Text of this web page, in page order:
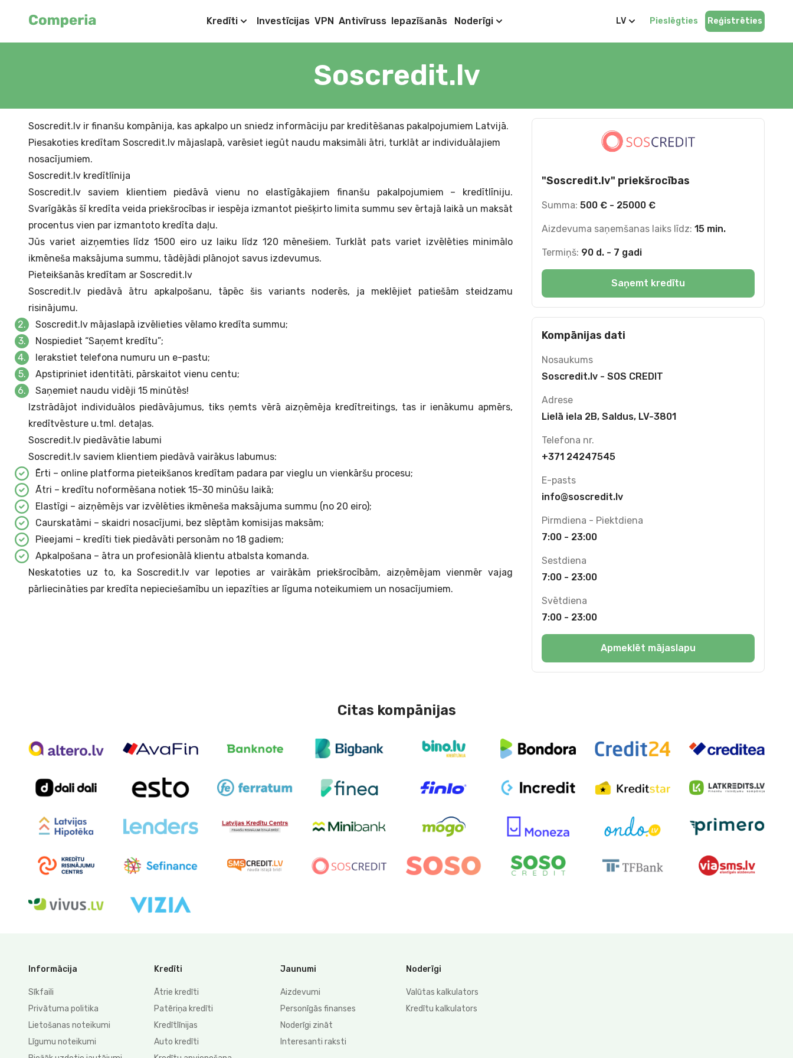
Kredīti Investīcijas VPN Antivīruss Iepazīšanās Noderīgi LV Pieslēgties Reģistrēties
Soscredit.lv
"Soscredit.lv" priekšrocības
Summa:500 € - 25000 €
Aizdevuma saņemšanas laiks līdz:15 min.
Termiņš: 90 d. - 7 gadi
Saņemt kredītu
Kompānijas dati
Nosaukums
Soscredit.lv - SOS CREDIT
Adrese
Lielā iela 2B, Saldus, LV-3801
Telefona nr.
+371 24247545
E-pasts
info@soscredit.lv
Pirmdiena - Piektdiena
7:00 - 23:00
Sestdiena
7:00 - 23:00
Svētdiena
7:00 - 23:00
Apmeklēt mājaslapu
Soscredit.lv ir finanšu kompānija, kas apkalpo un sniedz informāciju par kreditēšanas pakalpojumiem Latvijā.
Piesakoties kredītam Soscredit.lv mājaslapā, varēsiet iegūt naudu maksimāli ātri, turklāt ar individuālajiem
nosacījumiem.
Soscredit.lv kredītlīnija
Soscredit.lv saviem klientiem piedāvā vienu no elastīgākajiem finanšu pakalpojumiem – kredītlīniju.
Svarīgākās šī kredīta veida priekšrocības ir iespēja izmantot piešķirto limita summu sev ērtajā laikā un maksāt
procentus vien par izmantoto kredīta daļu.
Jūs variet aizņemties līdz 1500 eiro uz laiku līdz 120 mēnešiem. Turklāt pats variet izvēlēties minimālo
ikmēneša maksājuma summu, tādējādi plānojot savus izdevumus.
Pieteikšanās kredītam ar Soscredit.lv
Soscredit.lv piedāvā ātru apkalpošanu, tāpēc šis variants noderēs, ja meklējiet patiešām steidzamu
risinājumu.
Soscredit.lv mājaslapā izvēlieties vēlamo kredīta summu;
Nospiediet “Saņemt kredītu”;
Ierakstiet telefona numuru un e-pastu;
Apstipriniet identitāti, pārskaitot vienu centu;
Saņemiet naudu vidēji 15 minūtēs!
Izstrādājot individuālos piedāvājumus, tiks ņemts vērā aizņēmēja kredītreitings, tas ir ienākumu apmērs,
kredītvēsture u.tml. detaļas.
Soscredit.lv piedāvātie labumi
Soscredit.lv saviem klientiem piedāvā vairākus labumus:
Ērti – online platforma pieteikšanos kredītam padara par vieglu un vienkāršu procesu;
Ātri – kredītu noformēšana notiek 15-30 minūšu laikā;
Elastīgi – aizņēmējs var izvēlēties ikmēneša maksājuma summu (no 20 eiro);
Caurskatāmi – skaidri nosacījumi, bez slēptām komisijas maksām;
Pieejami – kredīti tiek piedāvāti personām no 18 gadiem;
Apkalpošana – ātra un profesionālā klientu atbalsta komanda.
Neskatoties uz to, ka Soscredit.lv var lepoties ar vairākām priekšrocībām, aizņēmējam vienmēr vajag
pārliecināties par kredīta nepieciešamību un iepazīties ar līguma noteikumiem un nosacījumiem.
Citas kompānijas
Informācija
Sīkfaili
Privātuma politika
Lietošanas noteikumi
Līgumu noteikumi
Kredīti
Ātrie kredīti
Patēriņa kredīti
Kredītlīnijas
Auto kredīti
Jaunumi
Aizdevumi
Personīgās finanses
Noderīgi zināt
Interesanti raksti
Noderīgi
Valūtas kalkulators
Kredītu kalkulators